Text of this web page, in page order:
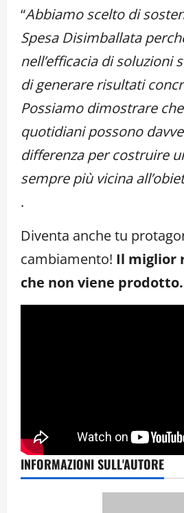
“Abbiamo scelto di
Spesa Disimballata
nell’efficacia di soluzioni
di generare risultati
Possiamo dimostrare
quotidiani possono
differenza per costruire
sempre più vicina
.
Diventa anche tu
cambiamento! Il miglior
che non viene prodotto.
INFORMAZIONI SULL'AUTORE